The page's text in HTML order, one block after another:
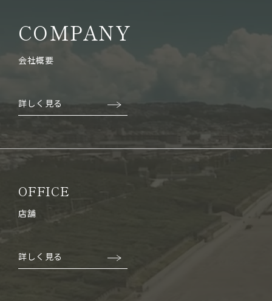
COMPANY
会社概要
詳しく見る
OFFICE
店舗
詳しく見る